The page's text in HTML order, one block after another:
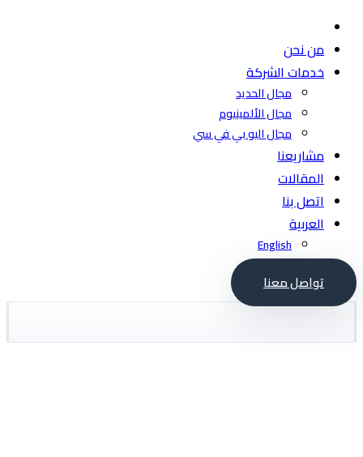
من نحن
خدمات الشركة
مجال الحديد
مجال الألمينيوم
مجال اليو بي في سي
مشاريعنا
المقالات
اتصل بنا
العربية‏
English
تواصل معنا